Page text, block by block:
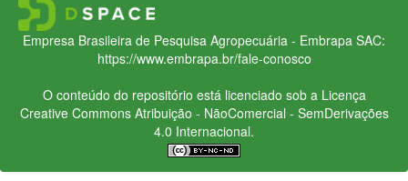
Empresa Brasileira de Pesquisa Agropecuária - Embrapa SAC:
https://www.embrapa.br/fale-conosco
O conteúdo do repositório está licenciado sob a Licença
Creative CommonsAtribuição - NãoComercial - SemDerivações
4.0 Internacional.